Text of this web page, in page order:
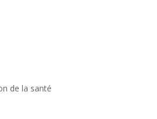
de la santé